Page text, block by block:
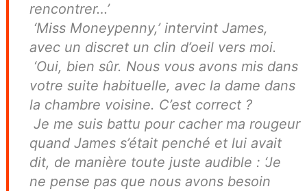
rencontrer…’
‘Miss Moneypenny,’ intervint James,
avec un discret un clin d’oeil vers moi.
‘Oui, bien sûr. Nous vous avons mis dans
votre suite habituelle, avec la dame dans
la chambre voisine. C’est correct ?
Je me suis battu pour cacher ma rougeur
quand James s’était penché et lui avait
dit, de manière toute juste audible : ‘Je
ne pense pas que nous avons besoin